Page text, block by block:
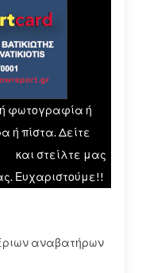
φωτογραφία ή
ή πίστα. Δείτε
και στείλτε μας
Ευχαριστούμε!!
αναβατήρων